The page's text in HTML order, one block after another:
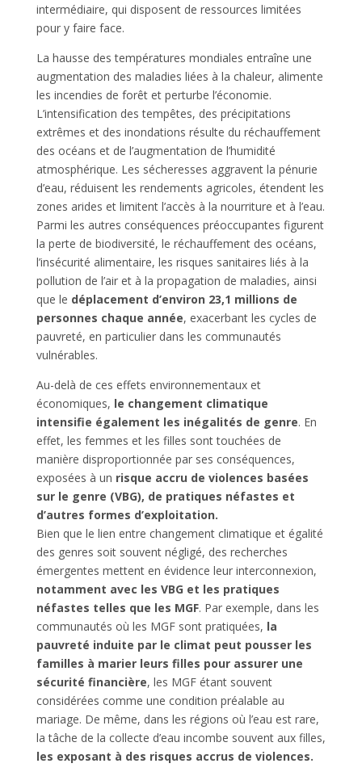
intermédiaire, qui disposent de ressources limitées
pour y faire face.
La hausse des températures mondiales entraîne une
augmentation des maladies liées à la chaleur, alimente
les incendies de forêt et perturbe l’économie.
L’intensification des tempêtes, des précipitations
extrêmes et des inondations résulte du réchauffement
des océans et de l’augmentation de l’humidité
atmosphérique. Les sécheresses aggravent la pénurie
d’eau, réduisent les rendements agricoles, étendent les
zones arides et limitent l’accès à la nourriture et à l’eau.
Parmi les autres conséquences préoccupantes figurent
la perte de biodiversité, le réchauffement des océans,
l’insécurité alimentaire, les risques sanitaires liés à la
pollution de l’air et à la propagation de maladies, ainsi
que le déplacement d’environ 23,1 millions de
personnes chaque année, exacerbant les cycles de
pauvreté, en particulier dans les communautés
vulnérables.
Au-delà de ces effets environnementaux et
économiques, le changement climatique
intensifie également les inégalités de genre. En
effet, les femmes et les filles sont touchées de
manière disproportionnée par ses conséquences,
exposées à un risque accru de violences basées
sur le genre (VBG), de pratiques néfastes et
d’autres formes d’exploitation.
Bien que le lien entre changement climatique et égalité
des genres soit souvent négligé, des recherches
émergentes mettent en évidence leur interconnexion,
notamment avec les VBG et les pratiques
néfastes telles que les MGF. Par exemple, dans les
communautés où les MGF sont pratiquées, la
pauvreté induite par le climat peut pousser les
familles à marier leurs filles pour assurer une
sécurité financière, les MGF étant souvent
considérées comme une condition préalable au
mariage. De même, dans les régions où l’eau est rare,
la tâche de la collecte d’eau incombe souvent aux filles,
les exposant à des risques accrus de violences.